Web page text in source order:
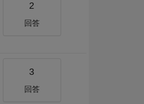
2
回答
3
回答